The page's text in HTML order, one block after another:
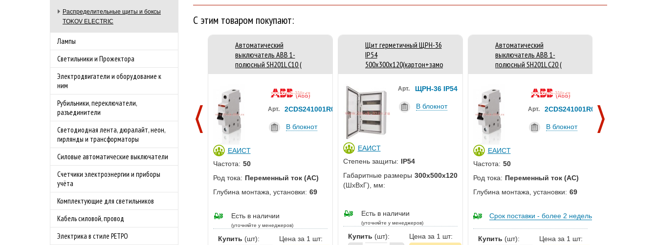
Распределительные щиты и боксы
TOKOV ELECTRIC
Лампы
Светильники и Прожектора
Электродвигатели и оборудование к
ним
Рубильники, переключатели,
разъединители
Светодиодная лента, дюралайт, неон,
гирлянды и трансформаторы
Силовые автоматические выключатели
Счетчики электроэнергии и приборы
учёта
Комплектующие для светильников
Кабель силовой, провод
Электрика в стиле РЕТРО
С этим товаром покупают:
Автоматический
выключатель ABB 1-
полюсный SH201L C10 (
автомат )
ЕАИСТ
Арт. 2CDS241001R0104
В блокнот
Частота: 50
Род тока: Переменный ток (AC)
Глубина монтажа, установки: 69
Есть в наличии
(уточняйте у менеджеров)
Купить (шт): Цена за 1 шт:
Щит герметичный ЩРН-36
IP54
500х300х120(картон+замок)
ЕАИСТ
Арт. ЩРН-36 IP54
В блокнот
Степень защиты: IP54
Габаритные размеры
(ШхВхГ), мм:
300х500х120
Есть в наличии
(уточняйте у менеджеров)
Купить (шт): Цена за 1 шт:
Автоматический
выключатель ABB 1-
полюсный SH201L C20 (
автомат )
ЕАИСТ
Арт. 2CDS241001R0204
В блокнот
Частота: 50
Род тока: Переменный ток (AC)
Глубина монтажа, установки: 69
Срок поставки - более 2 недель
Купить (шт): Цена за 1 шт: